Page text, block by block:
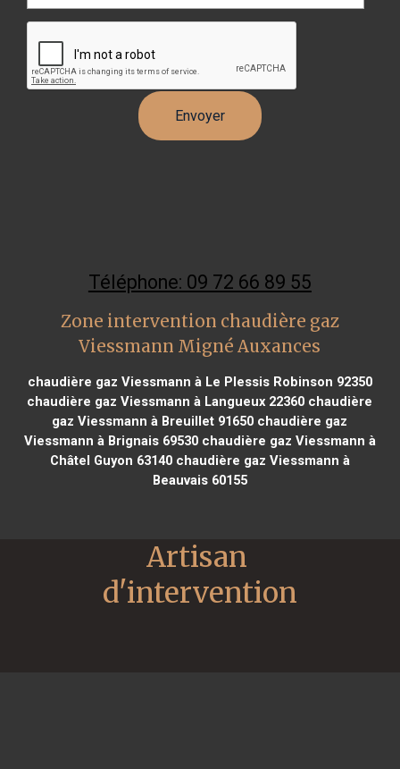
Téléphone: 09 72 66 89 55
Zone intervention chaudière gaz
Viessmann Migné Auxances
chaudière gaz Viessmann à Le Plessis Robinson 92350
chaudière gaz Viessmann à Langueux 22360 chaudière
gaz Viessmann à Breuillet 91650 chaudière gaz
Viessmann à Brignais 69530chaudière gaz Viessmann à
Châtel Guyon 63140chaudière gaz Viessmann à
Beauvais 60155
Artisan
d'intervention